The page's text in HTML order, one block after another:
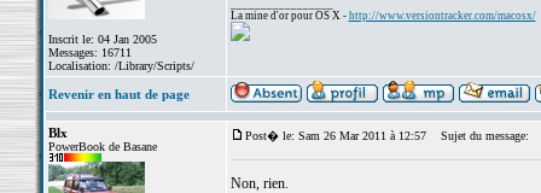
Inscrit le: 04 Jan 2005
Messages: 16711
Localisation: /Library/Scripts/
La mine d'or pour OS X - http://www.versiontracker.com/macosx/
Revenir en haut de page
Blx
PowerBook de Basane
Post� le: Sam 26 Mar 2011 à 12:57 Sujet du message:
Non, rien.